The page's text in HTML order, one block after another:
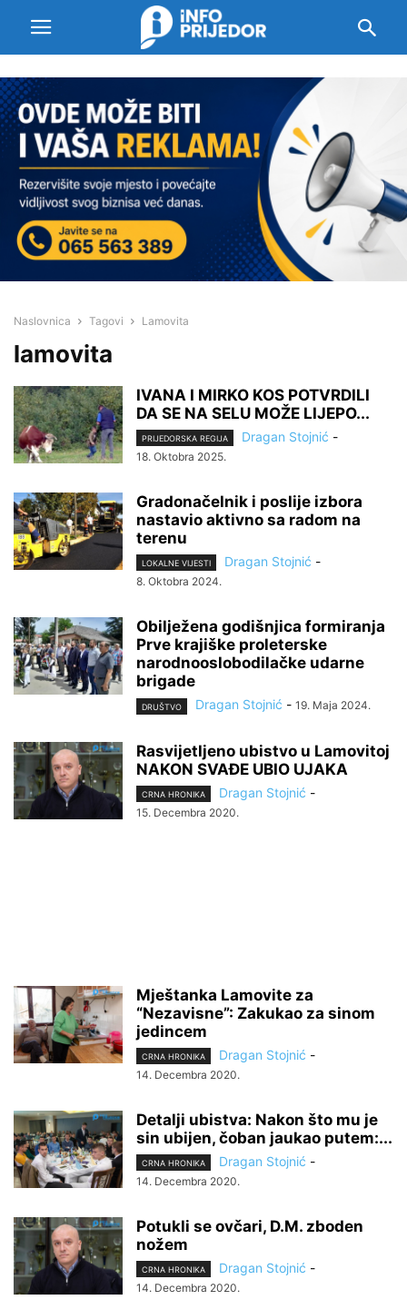
Naslovnica Tagovi Lamovita
lamovita
IVANA I MIRKO KOS POTVRDILI
DA SE NA SELU MOŽE LIJEPO...
PRIJEDORSKA REGIJA Dragan Stojnić -
18. Oktobra 2025.
Gradonačelnik i poslije izbora
nastavio aktivno sa radom na
terenu
LOKALNE VIJESTI Dragan Stojnić -
8. Oktobra 2024.
Obilježena godišnjica formiranja
Prve krajiške proleterske
narodnooslobodilačke udarne
brigade
DRUŠTVO Dragan Stojnić - 19. Maja 2024.
Rasvijetljeno ubistvo u Lamovitoj
NAKON SVAĐE UBIO UJAKA
CRNA HRONIKA Dragan Stojnić -
15. Decembra 2020.
Mještanka Lamovite za
“Nezavisne”: Zakukao za sinom
jedincem
CRNA HRONIKA Dragan Stojnić -
14. Decembra 2020.
Detalji ubistva: Nakon što mu je
sin ubijen, čoban jaukao putem:...
CRNA HRONIKA Dragan Stojnić -
14. Decembra 2020.
Potukli se ovčari, D.M. zboden
nožem
CRNA HRONIKA Dragan Stojnić -
14. Decembra 2020.